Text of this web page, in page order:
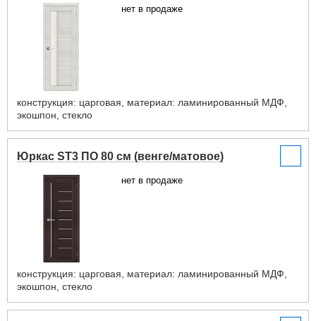
нет в продаже
конструкция: царговая, материал: ламинированный МДФ,
экошпон, стекло
Юркас ST3 ПО 80 см (венге/матовое)
нет в продаже
конструкция: царговая, материал: ламинированный МДФ,
экошпон, стекло